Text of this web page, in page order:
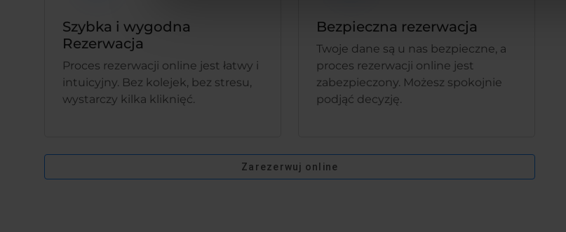
Szybka i wygodna
Rezerwacja
Proces rezerwacji online jest łatwy i
intuicyjny. Bez kolejek, bez stresu,
wystarczy kilka kliknięć.
Bezpieczna rezerwacja
Twoje dane są u nas bezpieczne, a
proces rezerwacji online jest
zabezpieczony. Możesz spokojnie
podjąć decyzję.
Zarezerwuj online